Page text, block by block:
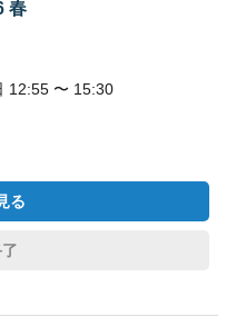
春
12:55 〜 15:30
る